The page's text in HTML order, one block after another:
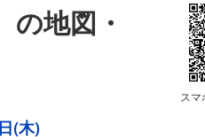
の地図・
スマ
(木)